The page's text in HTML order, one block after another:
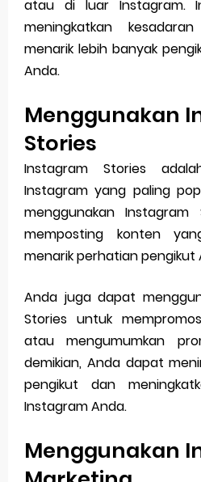
atau di luar Instagram.
meningkatkan
menarik lebih banyak
Anda.
Menggunakan
Stories
Instagram Stories
Instagram yang paling
menggunakan
memposting konten
menarik perhatian pengikut
Anda juga dapat
Stories untuk
atau mengumumkan
demikian, Anda dapat
pengikut dan
Instagram Anda.
Menggunakan